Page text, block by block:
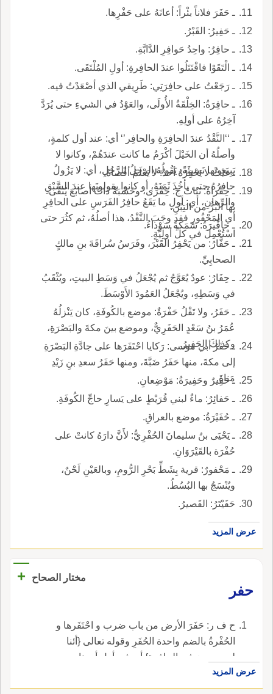
ـ حَفَرَ فلاناً بئْراً: أعانَهُ على حَفْرِها.
ـ حَفِيرُ: القَبْرُ.
ـ حافِرُ: واحِدُ حَوافِرِ الدَّابَّةِ.
ـ الْتَقَوْا فاقْتَتَلُوا عندَ الحافِرةِ: أولِ المُلْتَقَى.
ـ رَجَعْتُ على حافِرَتِي: طَرِيقي الذي أصْعَدْتُ فيه.
ـ حافِرَةُ: الخِلْقَةُ الأُولَى، والعَوْدُ في الشيءِ حتى يُرَدَّ
آخِرُهُ على أولِهِ.
ـ ‘‘النَّقْدُ عندَ الحافِرَةِ والحافِر’‘ أي: عند أول كلمةٍ،
وأصلُهُ أن الخَيْلَ أكْرَمُ ما كانت عندَهُمْ، وكانوا لا
يَبِيعونَها نَسيئَةً، يَقُولُهُ الرجلُ للرَّجُلِ، أي: لا يَزُولُ
حافِرُهُ حتى يأخُذَ ثَمَنَهُ، أو كانوا يقولونَها عندَ السَّبْقِ
والرِّهانِ، أي: أولِ ما يَقَعُ حافِرُ الفَرَسِ على الحافِرِ
أي المَحْفُورِ فقد وجَبَ النَّقْدُ، هذا أصلُهُ، ثم كثُرَ حتى
اسْتُعْمِلَ في كلِّ أولِيَّةٍ.
ـ غَيْثٌ لا يَحْفِرُهُ أحدٌ: لا يَعْلَمُ أقْصاهُ.
ـ حِفْراةُ: نَباتٌ ج: حِفْرَى، وخَشَبَةٌ ذاتُ أصابعَ يُنَقَّى
بها البُرُّ من التِبْنِ.
ـ حافِّيرَةُ: سَمَكَةٌ سَوْداءُ.
ـ حَفَّارُ: من يَحْفِرُ القَبْرَ، وفَرَسُ سُراقَةَ بنِ مالكٍ
الصحابِيِّ.
ـ حِفَارُ: عودٌ يُعَوَّجُ ثم يُجْعَلُ في وَسَطِ البيتِ، ويُثْقَبُ
في وَسَطِهِ، ويُجْعَلُ العَمُودَ الأَوْسَطَ.
ـ حَفَرُ، ولا تَقْلُ حَفْرَةٌ: موضع بالكُوفَةِ، كان يَنْزلُهُ
عُمَرُ بنُ سَعْدٍ الحَفَرِيٌّ، وموضع بينَ مكةَ والبَصْرَةِ،
وكذلكَ الحَفِيرُ.
ـ حَفَرُ أبي موسى: رَكايا احْتَفَرَها على جادَّةِ البَصْرَةِ
إلى مكةَ، منها حَفَرُ ضَبَّةَ، ومنها حَفَرُ سعدِ بنِ زَيْدِ
مَناةَ.
ـ حَفِيرٌ وحَفِيرَةُ: مَوْضِعانِ.
ـ حَفائِرُ: ماءٌ لبني قُرَيْطٍ على يَسارِ حاجِّ الكُوفَةِ.
ـ حُفَيْرَةُ: موضع بالعراقِ.
ـ يَحْيَى بنُ سليمانَ الحُفْرِيُّ: لأَنَّ دارَهُ كانتْ على
حُفْرَة بالقَيْرَوَانِ.
ـ مَحْفورٌ: قرية بِشَطِّ بَحْرِ الرُّومِ، وبالعَيْنِ لَحْنٌ،
ويُنْسَجُ بها البُسُطُ.
حَفَيْتَرُ: القَصيرُ.
عرض المزيد
مختار الصحاح
+
حفر
ح ف ر: حَفَرَ الأرض من باب ضرب و احْتَفَرها و
الحُفْرةُ بالضم واحدة الحُفَرِ وقوله تعالى {أئنا
لمردودون في الحافرة} أي في أول أمرنا.
عرض المزيد